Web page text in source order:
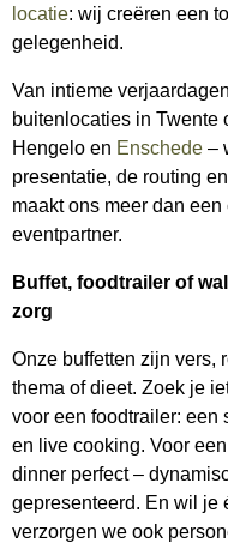
locatie: wij creëren een
gelegenheid.
Van intieme
buitenlocaties in Twente
Hengelo en Enschede –
presentatie, de routing
maakt ons meer dan
eventpartner.
Buffet, foodtrailer of
zorg
Onze buffetten zijn vers,
thema of dieet. Zoek je
voor een foodtrailer: een
en live cooking. Voor
dinner perfect –
gepresenteerd. En wil je
verzorgen we ook